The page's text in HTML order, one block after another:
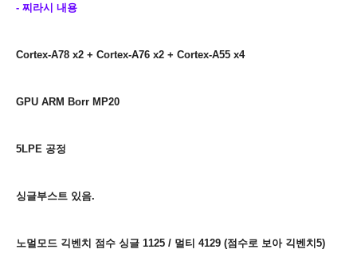
- 찌라시 내용
Cortex-A78 x2 + Cortex-A76 x2 + Cortex-A55 x4
GPU ARM Borr MP20
5LPE 공정
싱글부스트 있음.
노멀모드 긱벤치 점수 싱글 1125 / 멀티 4129 (점수로 보아 긱벤치5)